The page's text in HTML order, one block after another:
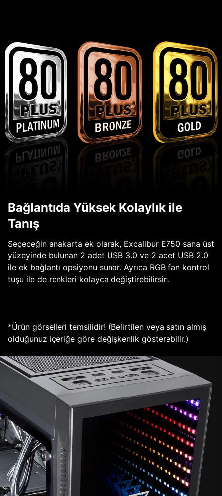
Bağlantıda Yüksek Kolaylık ile
Tanış
Seçeceğin anakarta ek olarak, Excalibur E750 sana üst
yüzeyinde bulunan 2 adet USB 3.0 ve 2 adet USB 2.0
ile ek bağlantı opsiyonu sunar. Ayrıca RGB fan kontrol
tuşu ile de renkleri kolayca değiştirebilirsin.
*Ürün görselleri temsilidir! (Belirtilen veya satın almış
olduğunuz içeriğe göre değişkenlik gösterebilir.)